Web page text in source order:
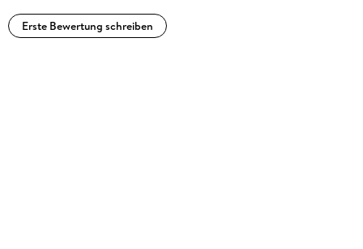
Erste Bewertung schreiben